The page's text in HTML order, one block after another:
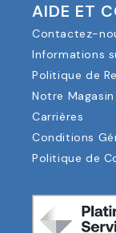
AIDE ET
Contactez-
Informations
Politique de
Notre Magasin
Carrières
Conditions
Politique de